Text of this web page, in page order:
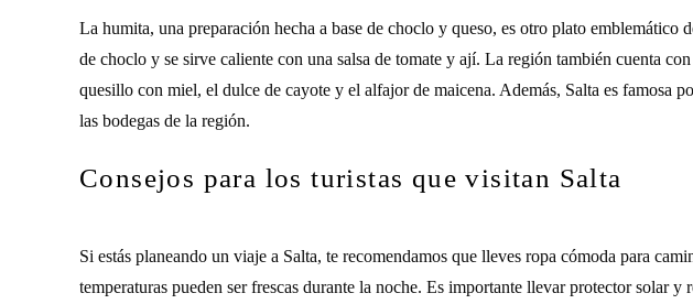
La humita, una preparación hecha a base de choclo y queso, es otro plato emblemático
de choclo y se sirve caliente con una salsa de tomate y ají. La región también cuenta
quesillo con miel, el dulce de cayote y el alfajor de maicena. Además, Salta es famosa
las bodegas de la región.
Consejos para los turistas que visitan Salta
Si estás planeando un viaje a Salta, te recomendamos que lleves ropa cómoda para
temperaturas pueden ser frescas durante la noche. Es importante llevar protector solar y